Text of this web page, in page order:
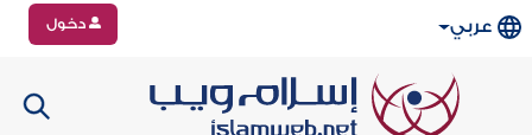
عربي دخول